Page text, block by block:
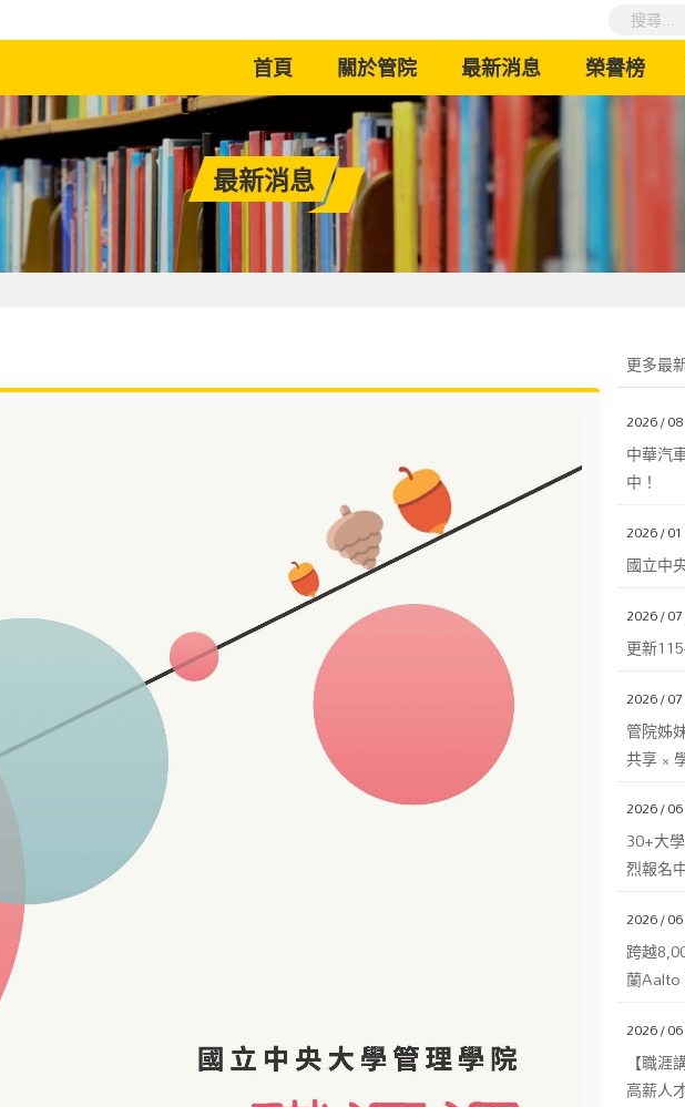
首頁(current)關於管院 最新消息 榮譽榜
最新消息
更多最
2026 /
中華汽
中！
2026 /
國立中
2026 /
更新
2026 /
管院姊
共享 ×
2026 /
30+大
烈報名
2026 /
跨越
蘭Aalto
2026 /
【職
高薪人